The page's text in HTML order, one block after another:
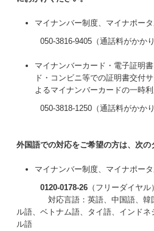
マイナンバー制度、マイナポー
050-3816-9405（通話料がかかり
マイナンバーカード・電子証明
ド・コンビニ等での証明書交付
よるマイナンバーカードの一時
050-3818-1250（通話料がかかり
外国語での対応をご希望の方は、次の
マイナンバー制度、マイナポー
0120-0178-26（フリーダイヤル）
対応言語：英語、中国語、韓国
ル語、ベトナム語、タイ語、インド
ル語